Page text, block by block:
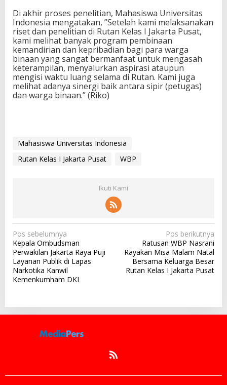
Di akhir proses penelitian, Mahasiswa Universitas
Indonesia mengatakan, ”Setelah kami melaksanakan
riset dan penelitian di Rutan Kelas I Jakarta Pusat,
kami melihat banyak program pembinaan
kemandirian dan kepribadian bagi para warga
binaan yang sangat bermanfaat untuk mengasah
keterampilan, menyalurkan aspirasi ataupun
mengisi waktu luang selama di Rutan. Kami juga
melihat adanya sinergi baik antara sipir (petugas)
dan warga binaan.” (Riko)
Mahasiswa Universitas Indonesia
Rutan Kelas I Jakarta Pusat
WBP
Ikuti Kami
N
a
v
i
a
s
s
Pos sebelumnya
Kepala Ombudsman
Perwakilan Jakarta Raya Puji
Layanan Publik di Lapas
Narkotika Kanwil
Kemenkumham DKI
Pos berikutnya
Ratusan WBP Nasrani
Rayakan Misa Malam Natal
Bersama Keluarga Besar
Rutan Kelas I Jakarta Pusat